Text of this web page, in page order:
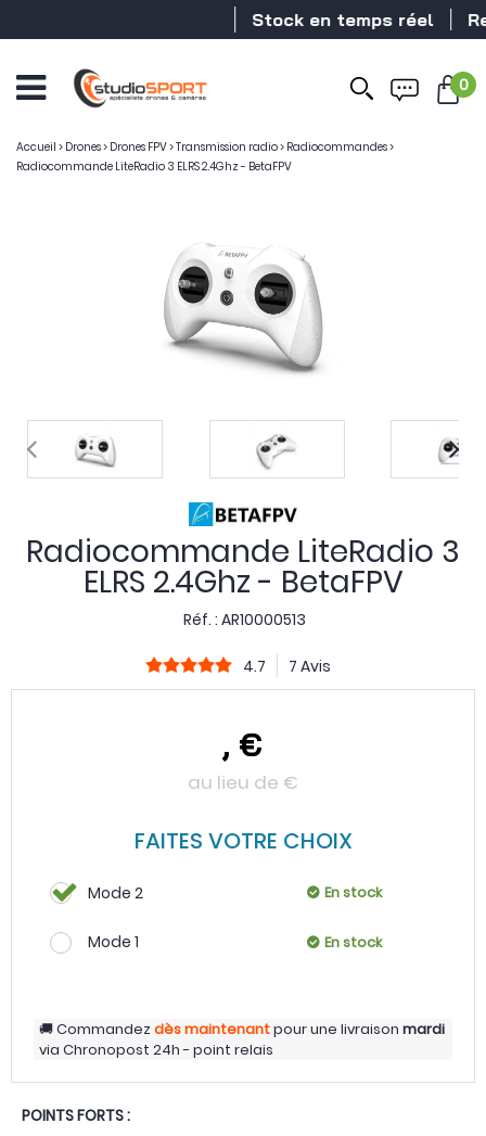
Stock en temps réel
0
Accueil > Drones> Drones FPV>Transmission radio> Radiocommandes>
Radiocommande LiteRadio 3 ELRS 2.4Ghz - BetaFPV
Radiocommande LiteRadio 3
ELRS 2.4Ghz - BetaFPV
Réf. : AR10000513
4.7 7 Avis
, €
au lieu de €
FAITES VOTRE CHOIX
Mode 2 En stock
Mode 1 En stock
Commandezdès maintenantpour une livraison mardi
via Chronopost 24h - point relais
POINTS FORTS :